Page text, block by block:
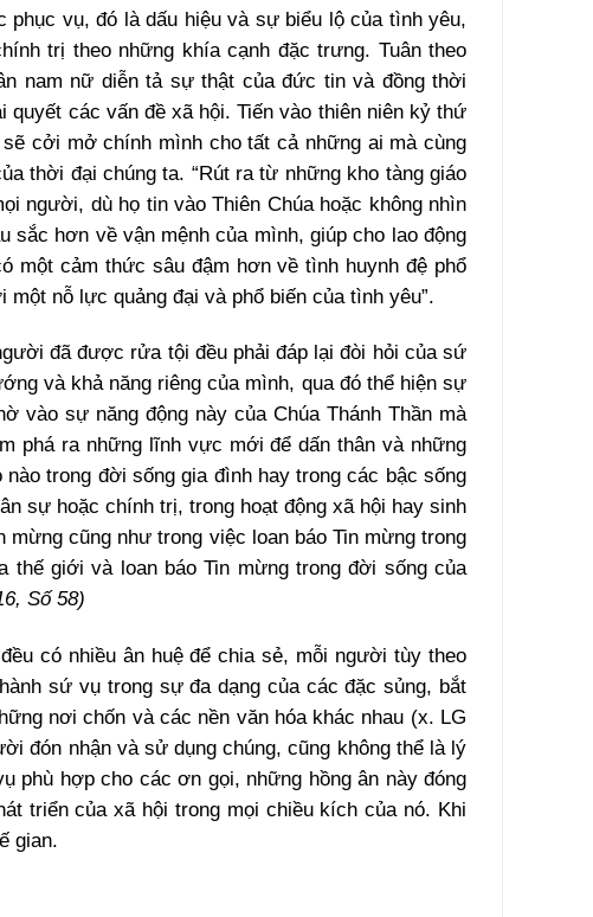
vụ, đó là dấu hiệu và sự biểu lộ của tình yêu,
trị theo những khía cạnh đặc trưng. Tuân theo
nam nữ diễn tả sự thật của đức tin và đồng thời
các vấn đề xã hội. Tiến vào thiên niên kỷ thứ
cởi mở chính mình cho tất cả những ai mà cùng
thời đại chúng ta. “Rút ra từ những kho tàng giáo
người, dù họ tin vào Thiên Chúa hoặc không nhìn
sắc hơn về vận mệnh của mình, giúp cho lao động
một cảm thức sâu đậm hơn về tình huynh đệ phổ
nỗ lực quảng đại và phổ biến của tình yêu”.
đã được rửa tội đều phải đáp lại đòi hỏi của sứ
và khả năng riêng của mình, qua đó thể hiện sự
vào sự năng động này của Chúa Thánh Thần mà
phá ra những lĩnh vực mới để dấn thân và những
trong đời sống gia đình hay trong các bậc sống
sự hoặc chính trị, trong hoạt động xã hội hay sinh
cũng như trong việc loan báo Tin mừng trong
giới và loan báo Tin mừng trong đời sống của
Số 58)
có nhiều ân huệ để chia sẻ, mỗi người tùy theo
sứ vụ trong sự đa dạng của các đặc sủng, bắt
nơi chốn và các nền văn hóa khác nhau (x. LG
đón nhận và sử dụng chúng, cũng không thể là lý
phù hợp cho các ơn gọi, những hồng ân này đóng
triển của xã hội trong mọi chiều kích của nó. Khi
gian.